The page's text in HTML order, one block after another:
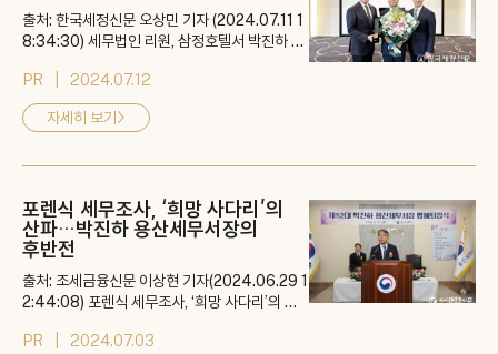
출처: 한국세정신문 오상민 기자 (2024.07.11 1
8:34:30) 세무법인 리원, 삼정호텔서 박진하 회
설팅 서비스 가속화" 오는 15일 개업 소연 예정
세무법인 리원(대표이사⋅김현성 세무사)은 11일
삼정호텔 라벤더홀에서 박진하 회장 취임식을 개
지막으로 36년 4개월간의 공직생활을 마치고
PR 2024.07.12
자세히 보기>
포렌식 세무조사, ‘희망 사다리’의
산파…박진하 용산세무서장의
후반전
출처: 조세금융신문 이상현 기자(2024.06.29 1
2:44:08) 포렌식 세무조사, ‘희망 사다리’의 산
국세청서 세무조사 그랜드슬램 달성한 조사통…
PR 2024.07.03